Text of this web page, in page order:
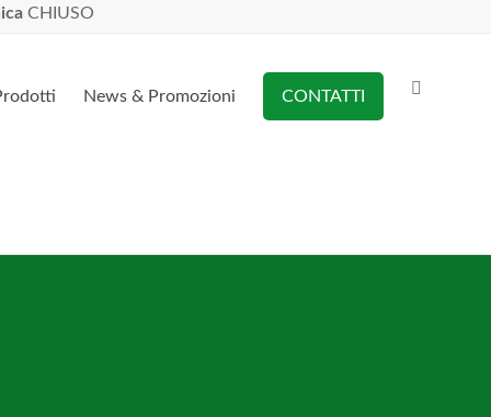
CHIUSO
News & Promozioni CONTATTI